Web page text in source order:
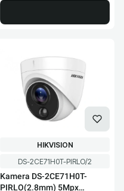
Kod produktu
DS-2CE71H0T-PIRLO/2
Kamera DS-2CE71H0T-
PIRLO(2.8mm) 5Mpx
PRODUCENT
HIKVISION